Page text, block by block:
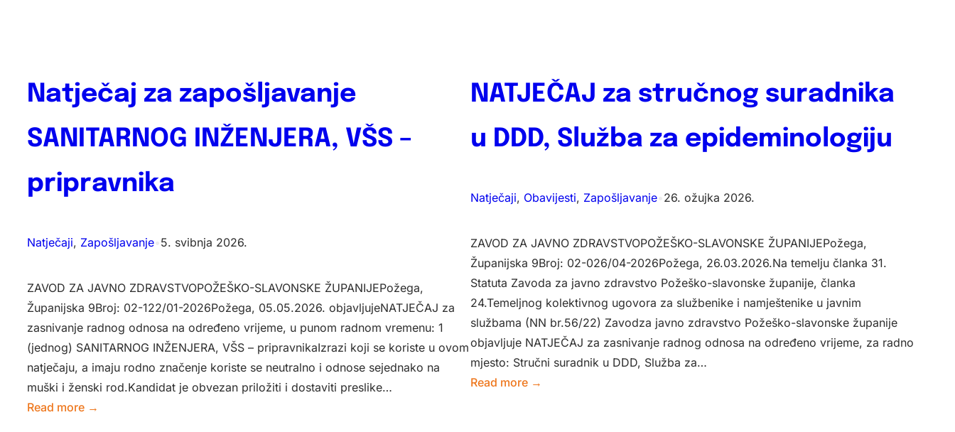
Natječaj za zapošljavanje
SANITARNOG INŽENJERA, VŠS –
pripravnika
Natječaji, Zapošljavanje 5. svibnja 2026.
ZAVOD ZA JAVNO ZDRAVSTVOPOŽEŠKO-SLAVONSKE ŽUPANIJEPožega,
Županijska 9Broj: 02-122/01-2026Požega, 05.05.2026. objavljujeNATJEČAJ za
zasnivanje radnog odnosa na određeno vrijeme, u punom radnom vremenu:­ 1
(jednog) SANITARNOG INŽENJERA, VŠS – pripravnikaIzrazi koji se koriste u ovom
natječaju, a imaju rodno značenje koriste se neutralno i odnose sejednako na
muški i ženski rod.Kandidat je obvezan priložiti i dostaviti preslike…
Read more →
NATJEČAJ za stručnog suradnika
u DDD, Služba za epideminologiju
Natječaji, Obavijesti, Zapošljavanje 26. ožujka 2026.
ZAVOD ZA JAVNO ZDRAVSTVOPOŽEŠKO-SLAVONSKE ŽUPANIJEPožega,
Županijska 9Broj: 02-026/04-2026Požega, 26.03.2026.Na temelju članka 31.
Statuta Zavoda za javno zdravstvo Požeško-slavonske županije, članka
24.Temeljnog kolektivnog ugovora za službenike i namještenike u javnim
službama (NN br.56/22) Zavodza javno zdravstvo Požeško-slavonske županije
objavljuje NATJEČAJ za zasnivanje radnog odnosa na određeno vrijeme, za radno
mjesto: Stručni suradnik u DDD, Služba za…
Read more →